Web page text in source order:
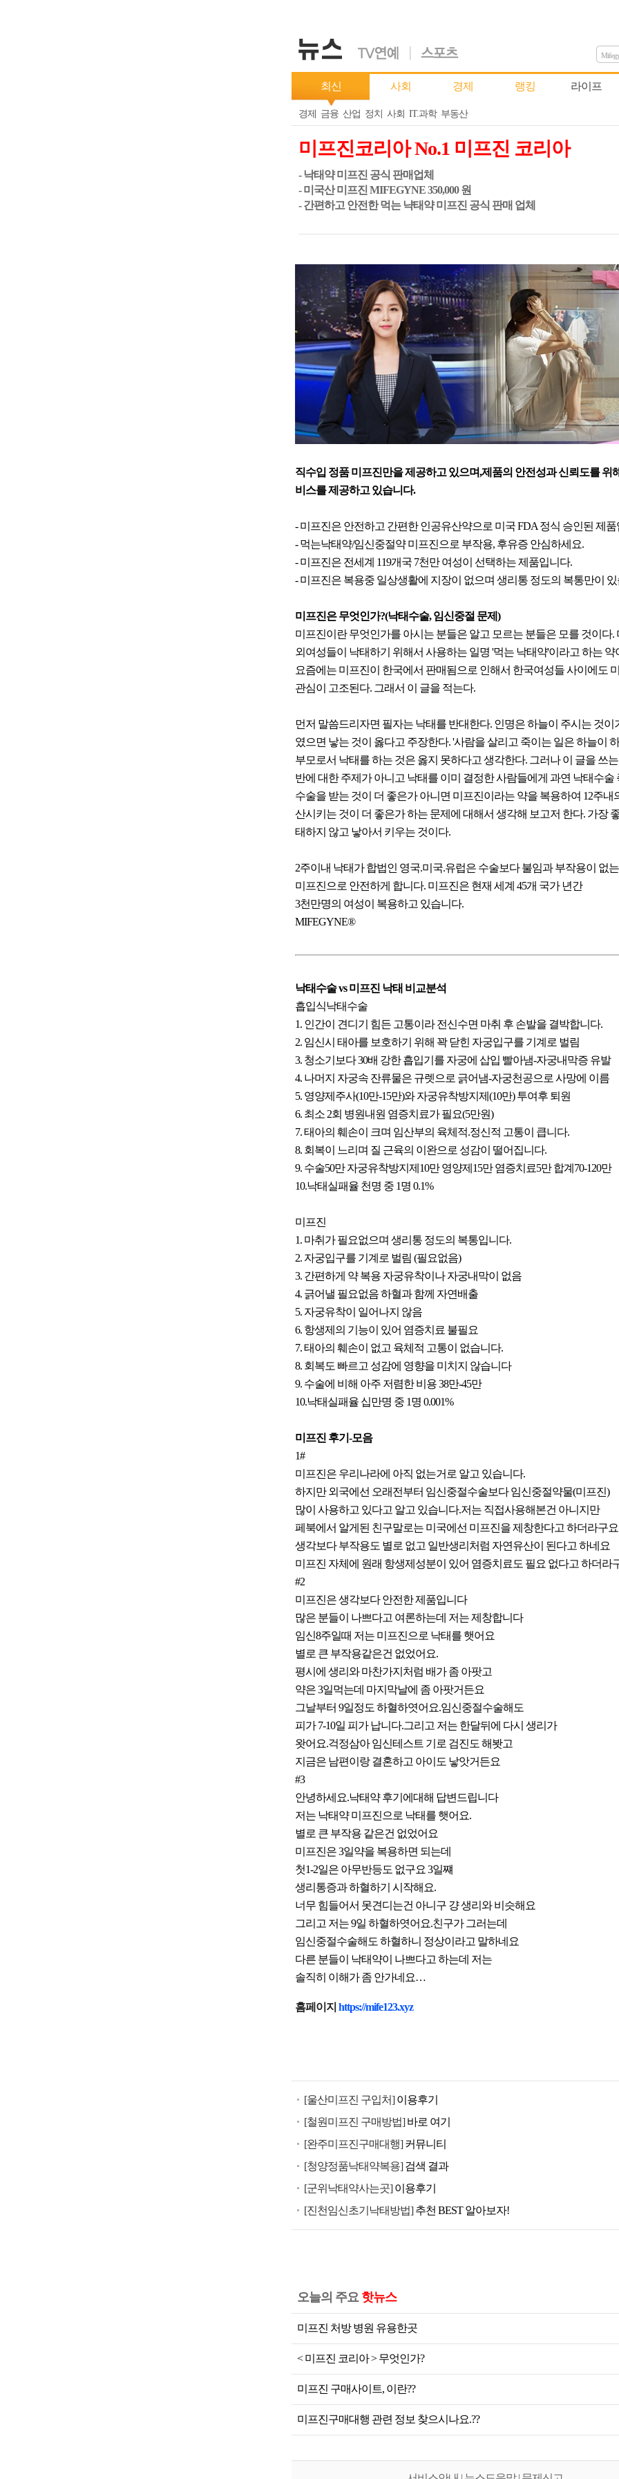
최신 사회 경제 랭킹 라이프
경제 금융 산업 정치 사회 IT.과학 부동산
미프진코리아 No.1 미프진 코리아
- 낙태약 미프진 공식 판매업체
- 미국산 미프진 MIFEGYNE 350,000 원
- 간편하고 안전한 먹는 냑태약 미프진 공식 판매 업체
직수입 정품 미프진만을 제공하고 있으며,제품의 안전성과 신뢰도를 위
비스를 제공하고 있습니다.
- 미프진은 안전하고 간편한 인공유산약으로 미국 FDA 정식 승인된 제품
- 먹는낙태약/임신중절약 미프진으로 부작용, 후유증 안심하세요.
- 미프진은 전세계 119개국 7천만 여성이 선택하는 제품입니다.
- 미프진은 복용중 일상생활에 지장이 없으며 생리통 정도의 복통만이
미프진은 무엇인가?(낙태수술, 임신중절 문제)
미프진이란 무엇인가를 아시는 분들은 알고 모르는 분들은 모를 것이다.
외여성들이 낙태하기 위해서 사용하는 일명 '먹는 낙태약'이라고 하는 약
요즘에는 미프진이 한국에서 판매됨으로 인해서 한국여성들 사이에도
관심이 고조된다. 그래서 이 글을 적는다.
먼저 말씀드리자면 필자는 낙태를 반대한다. 인명은 하늘이 주시는 것이
였으면 낳는 것이 옳다고 주장한다. '사람을 살리고 죽이는 일은 하늘이
부모로서 낙태를 하는 것은 옳지 못하다고 생각한다. 그러나 이 글을 쓰
반에 대한 주제가 아니고 낙태를 이미 결정한 사람들에게 과연 낙태수술
수술을 받는 것이 더 좋은가 아니면 미프진이라는 약을 복용하여 12주내
산시키는 것이 더 좋은가 하는 문제에 대해서 생각해 보고저 한다. 가장
태하지 않고 낳아서 키우는 것이다.
2주이내 낙태가 합법인 영국.미국.유럽은 수술보다 불임과 부작용이 없는
미프진으로 안전하게 합니다. 미프진은 현재 세계 45개 국가 년간
3천만명의 여성이 복용하고 있습니다.
MIFEGYNE®
낙태수술 vs 미프진 낙태 비교분석
흡입식낙태수술
1. 인간이 견디기 힘든 고통이라 전신수면 마취 후 손발을 결박합니다.
2. 임신시 태아를 보호하기 위해 꽉 닫힌 자궁입구를 기계로 벌림
3. 청소기보다 30배 강한 흡입기를 자궁에 삽입 빨아냄-자궁내막증 유발
4. 나머지 자궁속 잔류물은 규렛으로 긁어냄-자궁천공으로 사망에 이름
5. 영양제주사(10만-15만)와 자궁유착방지제(10만) 투여후 퇴원
6. 최소 2회 병원내원 염증치료가 필요(5만원)
7. 태아의 훼손이 크며 임산부의 육체적.정신적 고통이 큽니다.
8. 회복이 느리며 질 근육의 이완으로 성감이 떨어집니다.
9. 수술50만 자궁유착방지제10만 영양제15만 염증치료5만 합계70-120만
10.낙태실패율 천명 중 1명 0.1%
미프진
1. 마취가 필요없으며 생리통 정도의 복통입니다.
2. 자궁입구를 기계로 벌림 (필요없음)
3. 간편하게 약 복용 자궁유착이나 자궁내막이 없음
4. 긁어낼 필요없음 하혈과 함께 자연배출
5. 자궁유착이 일어나지 않음
6. 항생제의 기능이 있어 염증치료 불필요
7. 태아의 훼손이 없고 육체적 고통이 없습니다.
8. 회복도 빠르고 성감에 영향을 미치지 않습니다
9. 수술에 비해 아주 저렴한 비용 38만-45만
10.낙태실패율 십만명 중 1명 0.001%
미프진 후기-모음
1#
미프진은 우리나라에 아직 없는거로 알고 있습니다.
하지만 외국에선 오래전부터 임신중절수술보다 임신중절약물(미프진)
많이 사용하고 있다고 알고 있습니다.저는 직접사용해본건 아니지만
페북에서 알게된 친구말로는 미국에선 미프진을 제창한다고 하더라구
생각보다 부작용도 별로 없고 일반생리처럼 자연유산이 된다고 하네요
미프진 자체에 원래 항생제성분이 있어 염증치료도 필요 없다고 하더라
#2
미프진은 생각보다 안전한 제품입니다
많은 분들이 나쁘다고 여론하는데 저는 제창합니다
임신8주일때 저는 미프진으로 낙태를 햇어요
별로 큰 부작용같은건 없었어요.
평시에 생리와 마찬가지처럼 배가 좀 아팟고
약은 3일먹는데 마지막날에 좀 아팟거든요
그날부터 9일정도 하혈하엿어요.임신중절수술해도
피가 7-10일 피가 납니다.그리고 저는 한달뒤에 다시 생리가
왓어요.걱정삼아 임신테스트 기로 검진도 해봣고
지금은 남편이랑 결혼하고 아이도 낳앗거든요
#3
안녕하세요.낙태약 후기에대해 답변드립니다
저는 낙태약 미프진으로 낙태를 햇어요.
별로 큰 부작용 같은건 없었어요
미프진은 3일약을 복용하면 되는데
첫1-2일은 아무반등도 없구요 3일쨰
생리통증과 하혈하기 시작해요.
너무 힘들어서 못견디는건 아니구 걍 생리와 비슷해요
그리고 저는 9일 하혈하엿어요.친구가 그러는데
임신중절수술해도 하혈하니 정상이라고 말하네요
다른 분들이 낙태약이 나쁘다고 하는데 저는
솔직히 이해가 좀 안가네요…
태
구
입
미
프
공
식
미
프
진
격,
미
프
진
공
식,
프
홈페이지 https://mife123.xyz
[울산미프진 구입처]이용후기
[철원미프진 구매방법]바로 여기
[완주미프진구매대행]커뮤니티
[청양정품낙태약복용]검색 결과
[군위낙태약사는곳]이용후기
[진천임신초기낙태방법]추천 BEST 알아보자!
오늘의 주요핫뉴스
미프진 처방 병원 유용한곳
< 미프진 코리아 > 무엇인가?
미프진 구매사이트, 이란??
미프진구매대행 관련 정보 찾으시나요.??